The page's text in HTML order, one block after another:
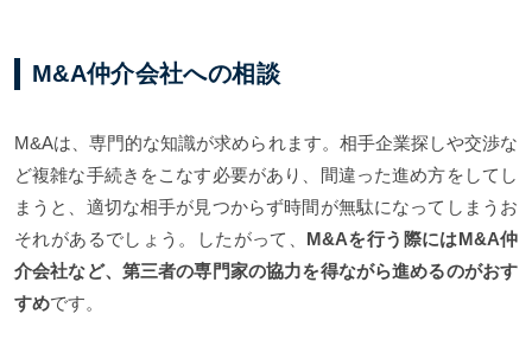
M&A仲介会社への相談
M&Aは、専門的な知識が求められます。相手企業探しや交渉な
ど複雑な手続きをこなす必要があり、間違った進め方をしてし
まうと、適切な相手が見つからず時間が無駄になってしまうお
それがあるでしょう。したがって、 M&Aを行う際にはM&A仲
介会社など、第三者の専門家の協力を得ながら進めるのがおす
すめです。